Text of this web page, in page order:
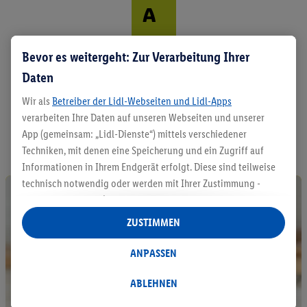
A
us
ze
A
l
l
e
P
r
u
k
t
e
Bevor es weitergeht: Zur Verarbeitung Ihrer
Daten
Wir als Betreiber der Lidl-Webseiten und Lidl-Apps
verarbeiten Ihre Daten auf unseren Webseiten und unserer
App (gemeinsam: „Lidl-Dienste“) mittels verschiedener
Techniken, mit denen eine Speicherung und ein Zugriff auf
Informationen in Ihrem Endgerät erfolgt. Diese sind teilweise
technisch notwendig oder werden mit Ihrer Zustimmung -
auch durch Partner (u.a.
Verantwortliche; im Zusammenhang mit dem IAB TCF
insgesamt
Statistik-Erstellung oder für personalisierte Werbung
Datenverarbeitungen für personalisierte Werbung werden
ABLEHNEN
ANPASSEN
ZUSTIMMEN